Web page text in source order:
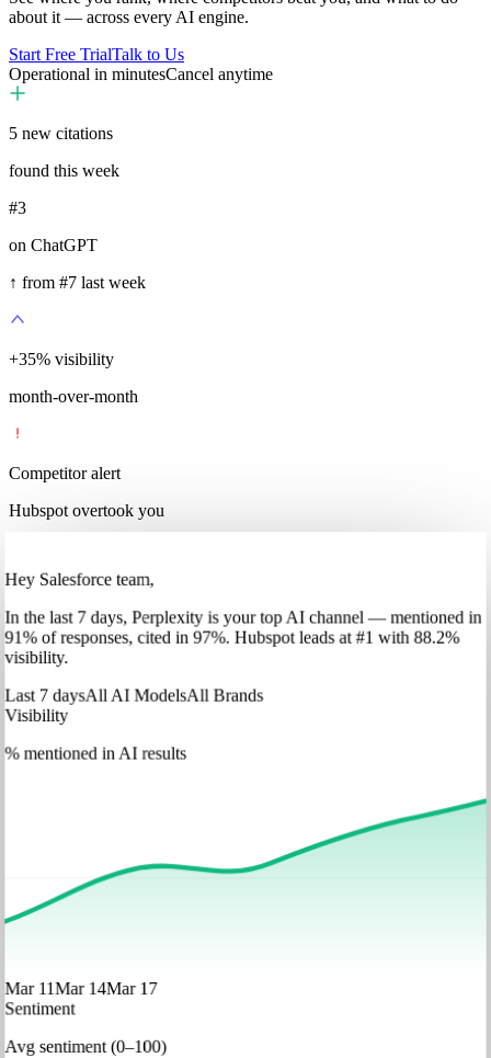
about it — across every AI engine.
Start Free TrialTalk to Us
Operational in minutesCancel anytime
5 new citations
found this week
#3
on ChatGPT
↑ from #7 last week
+35% visibility
month-over-month
Competitor alert
Hubspot overtook you
Hey Salesforce team,
Inthe last 7 days, Perplexityis your top AI channel — mentioned in
91% of responses, cited in 97%. Hubspotleads at #1 with 88.2%
visibility.
Last 7 daysAll AI ModelsAll Brands
Visibility
% mentioned in AI results
Mar 11Mar 14Mar 17
Sentiment
Avg sentiment (0–100)